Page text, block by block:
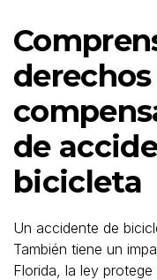
de
bicicleta
Un accidente de
También tiene un
Florida, la ley